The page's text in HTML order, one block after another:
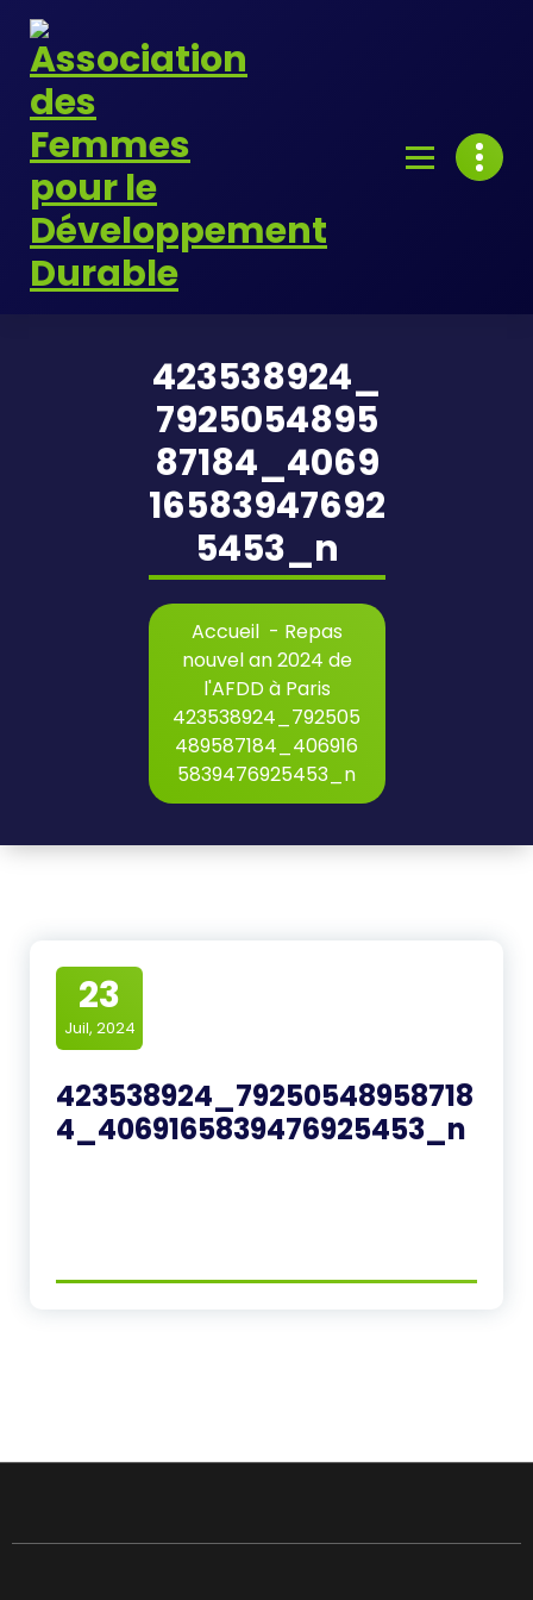
Skip
content
423538924_
7925054895
87184_4069
16583947692
5453_n
Accueil- Repas
nouvel an 2024 de
l'AFDD à Paris
423538924_792505
489587184_406916
5839476925453_n
23
Juil, 2024
423538924_79250548958718
4_4069165839476925453_n